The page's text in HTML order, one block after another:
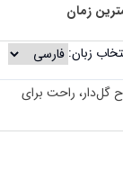
زمان
زبان:
گل‌دار، راحت برای